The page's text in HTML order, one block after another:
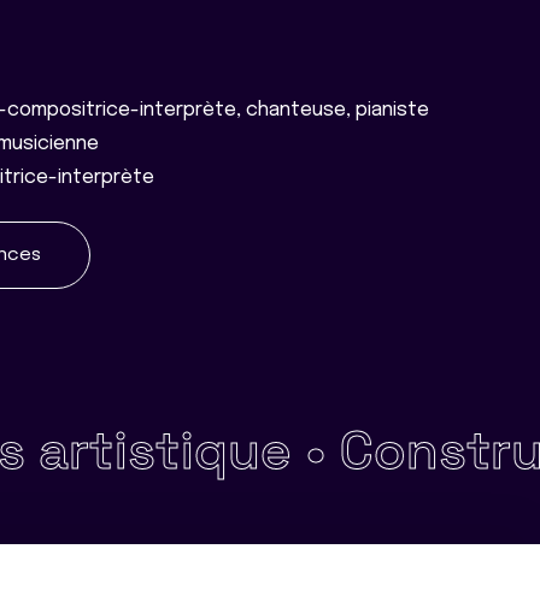
compositrice-interprète, chanteuse, pianiste
interprète
•Construire et